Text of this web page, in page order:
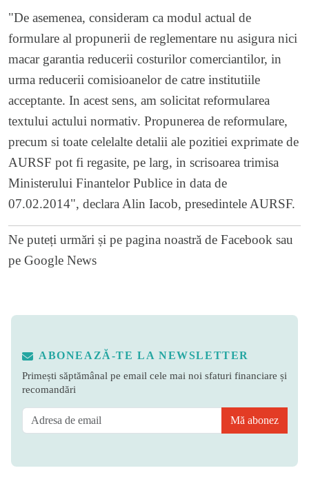
"De asemenea, consideram ca modul actual de
formulare al propunerii de reglementare nu asigura nici
macar garantia reducerii costurilor comerciantilor, in
urma reducerii comisioanelor de catre institutiile
acceptante. In acest sens, am solicitat reformularea
textului actului normativ. Propunerea de reformulare,
precum si toate celelalte detalii ale pozitiei exprimate de
AURSF pot fi regasite, pe larg, in scrisoarea trimisa
Ministerului Finantelor Publice in data de
07.02.2014", declara Alin Iacob, presedintele AURSF.
Ne puteți urmări și pe pagina noastră de Facebook sau
pe Google News
ABONEAZĂ-TE LA NEWSLETTER
Primești săptămânal pe email cele mai noi sfaturi financiare și
recomandări
Mă abonez